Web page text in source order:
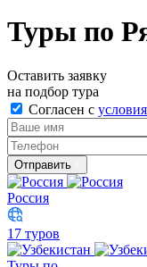
Туры по
Оставить заявку
на подбор тура
Согласен с
Отправить
Россия
17 туров